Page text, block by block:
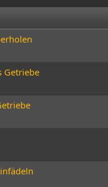
Getriebe